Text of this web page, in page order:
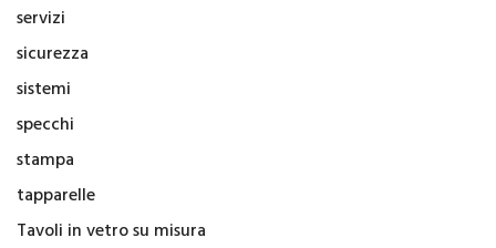
servizi
sicurezza
sistemi
specchi
stampa
tapparelle
Tavoli in vetro su misura